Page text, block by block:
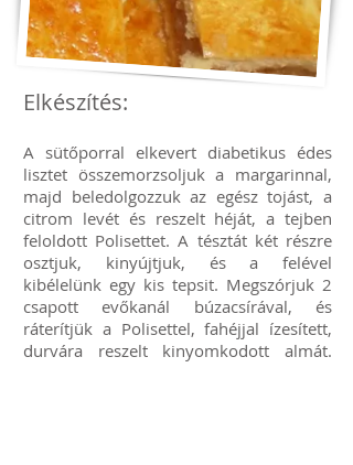
Elkészítés:
A sütőporral elkevert diabetikus édes
lisztet összemorzsoljuk a margarinnal,
majd beledolgozzuk az egész tojást, a
citrom levét és reszelt héját, a tejben
feloldott Polisettet. A tésztát két részre
osztjuk, kinyújtjuk, és a felével
kibélelünk egy kis tepsit. Megszórjuk 2
csapott evőkanál búzacsírával, és
ráterítjük a Polisettel, fahéjjal ízesített,
durvára reszelt kinyomkodott almát.